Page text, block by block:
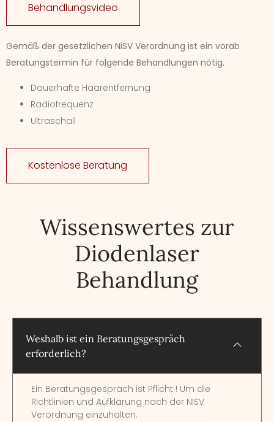
Behandlungsvideo
Gemäß der gesetzlichen NiSV Verordnung ist ein vorab
Beratungstermin für folgende Behandlungen nötig.
Dauerhafte Haarentfernung
Radiofrequenz
Ultraschall
Kostenlose Beratung
Wissenswertes zur
Diodenlaser
Behandlung
Weshalb ist ein Beratungsgespräch
erforderlich?
Ein Beratungsgespräch ist Pflicht ! Um die
Richtlinien und Aufklärung nach der NISV
Verordnung einzuhalten.